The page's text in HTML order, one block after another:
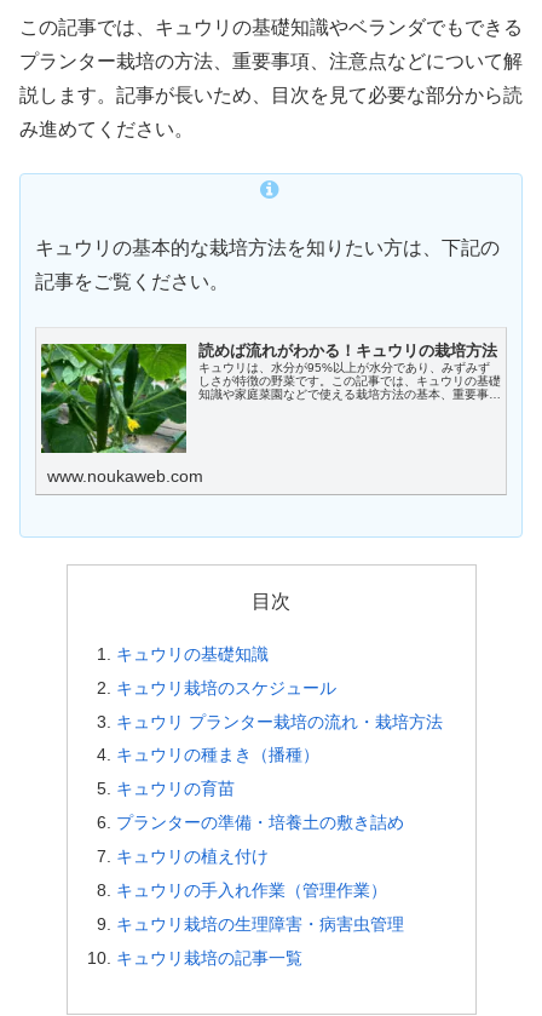
この記事では、キュウリの基礎知識やベランダでもできる
プランター栽培の方法、重要事項、注意点などについて解
説します。記事が長いため、目次を見て必要な部分から読
み進めてください。
キュウリの基本的な栽培方法を知りたい方は、下記の
記事をご覧ください。
読めば流れがわかる！キュウリの栽培方法
キュウリは、水分が95%以上が水分であり、みずみず
しさが特徴の野菜です。この記事では、キュウリの基礎
知識や家庭菜園などで使える栽培方法の基本、重要事
www.noukaweb.com
目次
キュウリの基礎知識
キュウリ栽培のスケジュール
キュウリ プランター栽培の流れ・栽培方法
キュウリの種まき（播種）
キュウリの育苗
プランターの準備・培養土の敷き詰め
キュウリの植え付け
キュウリの手入れ作業（管理作業）
キュウリ栽培の生理障害・病害虫管理
キュウリ栽培の記事一覧